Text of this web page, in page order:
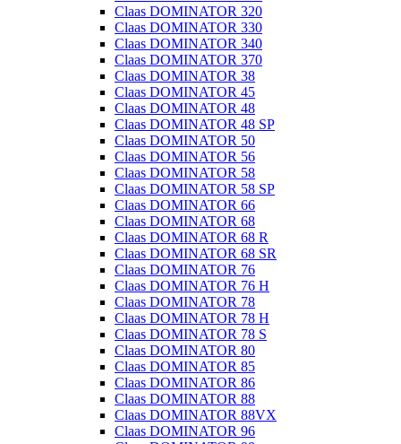
Claas DOMINATOR 320
Claas DOMINATOR 330
Claas DOMINATOR 340
Claas DOMINATOR 370
Claas DOMINATOR 38
Claas DOMINATOR 45
Claas DOMINATOR 48
Claas DOMINATOR 48 SP
Claas DOMINATOR 50
Claas DOMINATOR 56
Claas DOMINATOR 58
Claas DOMINATOR 58 SP
Claas DOMINATOR 66
Claas DOMINATOR 68
Claas DOMINATOR 68 R
Claas DOMINATOR 68 SR
Claas DOMINATOR 76
Claas DOMINATOR 76 H
Claas DOMINATOR 78
Claas DOMINATOR 78 H
Claas DOMINATOR 78 S
Claas DOMINATOR 80
Claas DOMINATOR 85
Claas DOMINATOR 86
Claas DOMINATOR 88
Claas DOMINATOR 88VX
Claas DOMINATOR 96